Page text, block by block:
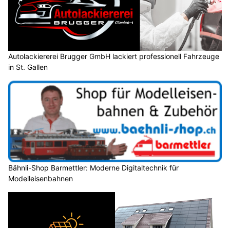
Autolackiererei Brugger GmbH lackiert professionell Fahrzeuge
in St. Gallen
Bähnli-Shop Barmettler: Moderne Digitaltechnik für
Modelleisenbahnen